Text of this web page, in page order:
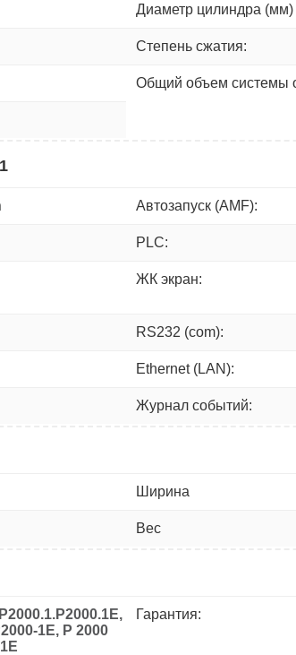
Диаметр цилиндра
Степень сжатия:
Общий объем системы
Автозапуск (AMF):
PLC:
ЖК экран:
RS232 (com):
Ethernet (LAN):
Журнал событий:
Ширина
Вес
1E, P 2000
Гарантия: